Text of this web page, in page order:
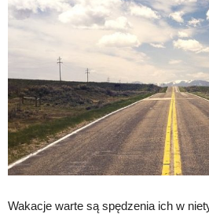
Wakacje warte są spędzenia ich w